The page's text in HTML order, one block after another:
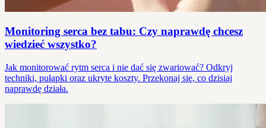
Monitoring serca bez tabu: Czy naprawdę chcesz
wiedzieć wszystko?
Jak monitorować rytm serca i nie dać się zwariować? Odkryj
techniki, pułapki oraz ukryte koszty. Przekonaj się, co dzisiaj
naprawdę działa.